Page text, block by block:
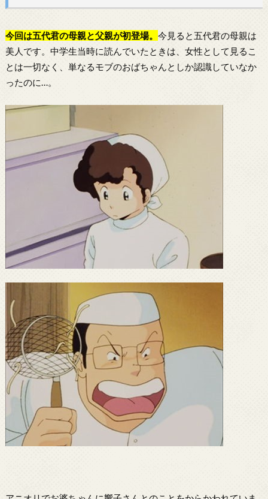
今回は五代君の母親と父親が初登場。 今見ると五代君の母親は
美人です。中学生当時に読んでいたときは、女性として見るこ
とは一切なく、単なるモブのおばちゃんとしか認識していなか
ったのに…。